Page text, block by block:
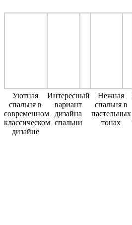
Уютная
спальня в
современном
классическом
дизайне
Интересный
вариант
дизайна
спальни
Нежная
спальня в
пастельных
тонах